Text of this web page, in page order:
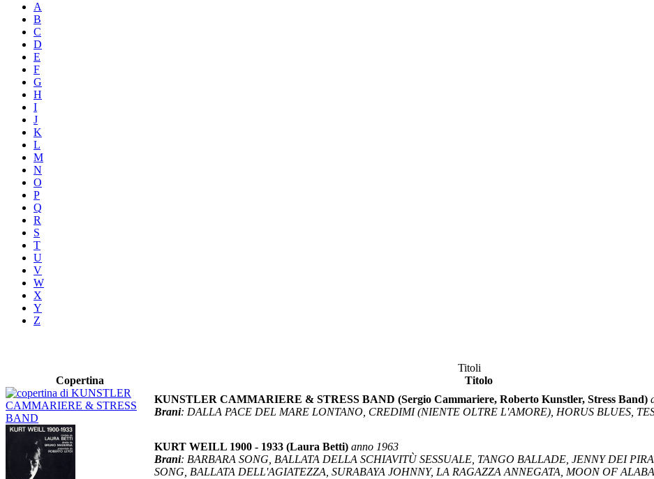
A
B
C
D
E
F
G
H
I
J
K
L
M
N
O
P
Q
R
S
T
U
V
W
X
Y
Z
Titoli
Copertina
Titolo
KUNSTLER CAMMARIERE & STRESS BAND (Sergio Cammariere, Roberto Kunstler, Stress Band)
Brani: DALLA PACE DEL MARE LONTANO, CREDIMI (NIENTE OLTRE L'AMORE), HORUS BLUES,
KURT WEILL 1900 - 1933 (Laura Betti) anno 1963
Brani: BARBARA SONG, BALLATA DELLA SCHIAVITÙ SESSUALE, TANGO BALLADE, JENNY DEI
SONG, BALLATA DELL'AGIATEZZA, SURABAYA JOHNNY, LA RAGAZZA ANNEGATA, MOON OF